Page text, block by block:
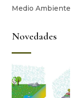
Medio Ambiente
Novedades